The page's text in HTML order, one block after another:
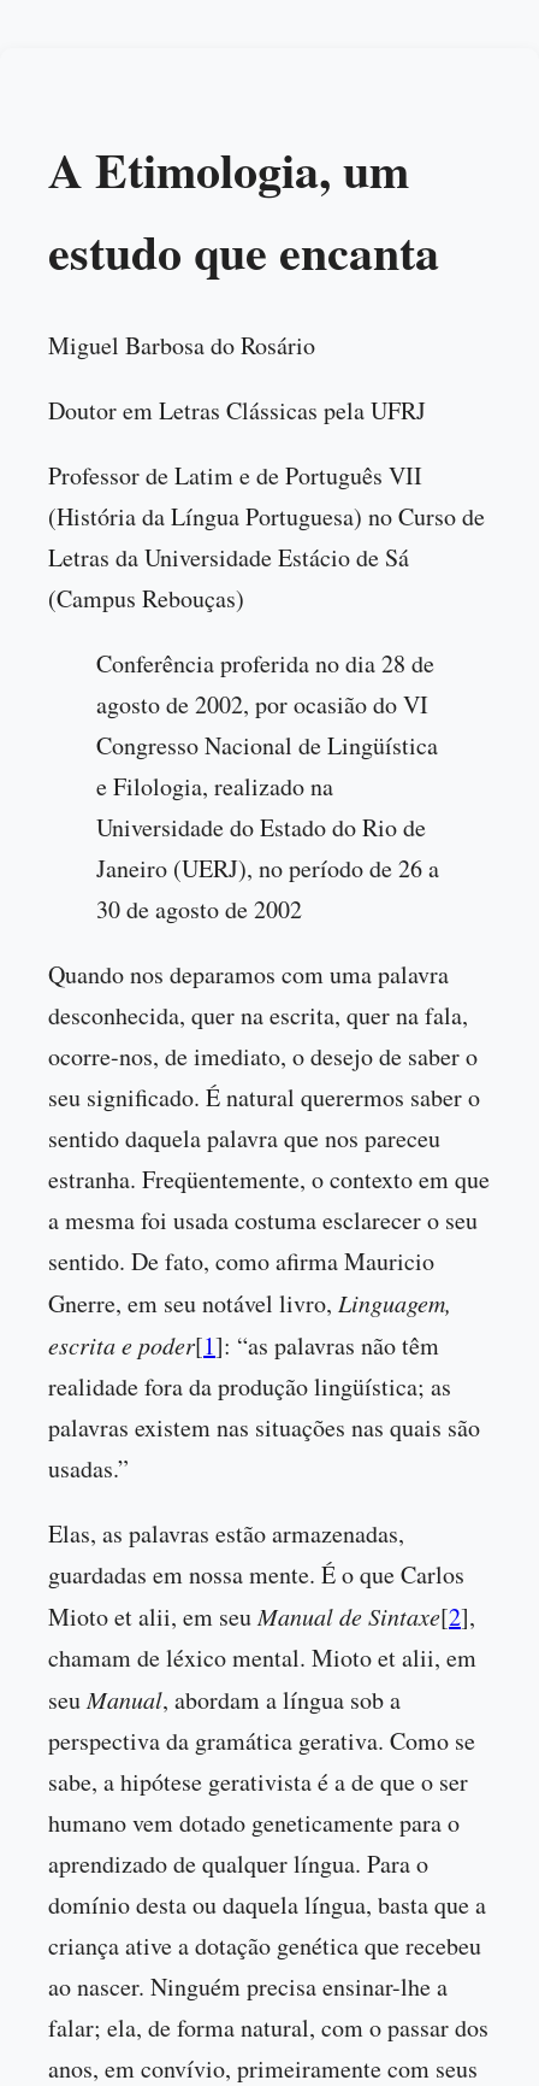
A Etimologia, um
estudo que encanta
Miguel Barbosa do Rosário
Doutor em Letras Clássicas pela UFRJ
Professor de Latim e de Português VII
(História da Língua Portuguesa) no Curso de
Letras da Universidade Estácio de Sá
(Campus Rebouças)
Conferência proferida no dia 28 de
agosto de 2002, por ocasião do VI
Congresso Nacional de Lingüística
e Filologia, realizado na
Universidade do Estado do Rio de
Janeiro (UERJ), no período de 26 a
30 de agosto de 2002
Quando nos deparamos com uma palavra
desconhecida, quer na escrita, quer na fala,
ocorre-nos, de imediato, o desejo de saber o
seu significado. É natural querermos saber o
sentido daquela palavra que nos pareceu
estranha. Freqüentemente, o contexto em que
a mesma foi usada costuma esclarecer o seu
sentido. De fato, como afirma Mauricio
Gnerre, em seu notável livro, Linguagem,
escrita e poder[1]: “as palavras não têm
realidade fora da produção lingüística; as
palavras existem nas situações nas quais são
usadas.”
Elas, as palavras estão armazenadas,
guardadas em nossa mente. É o que Carlos
Mioto et alii, em seuManual de Sintaxe[2],
chamam de léxico mental. Mioto et alii, em
seuManual, abordam a língua sob a
perspectiva da gramática gerativa. Como se
sabe, a hipótese gerativista é a de que o ser
humano vem dotado geneticamente para o
aprendizado de qualquer língua. Para o
domínio desta ou daquela língua, basta que a
criança ative a dotação genética que recebeu
ao nascer. Ninguém precisa ensinar-lhe a
falar; ela, de forma natural, com o passar dos
anos, em convívio, primeiramente com seus